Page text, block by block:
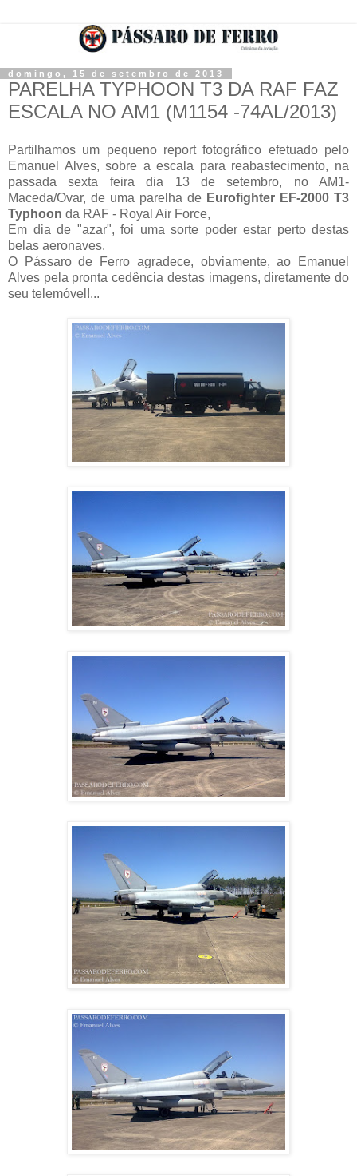
domingo, 15 de setembro de 2013
PARELHA TYPHOON T3 DA RAF FAZ
ESCALA NO AM1 (M1154 -74AL/2013)
Partilhamos um pequeno report fotográfico efetuado pelo
Emanuel Alves, sobre a escala para reabastecimento, na
passada sexta feira dia 13 de setembro, no AM1-
Maceda/Ovar, de uma parelha de Eurofighter EF-2000 T3
Typhoon da RAF - Royal Air Force,
Em dia de "azar", foi uma sorte poder estar perto destas
belas aeronaves.
O Pássaro de Ferro agradece, obviamente, ao Emanuel
Alves pela pronta cedência destas imagens, diretamente do
seu telemóvel!...